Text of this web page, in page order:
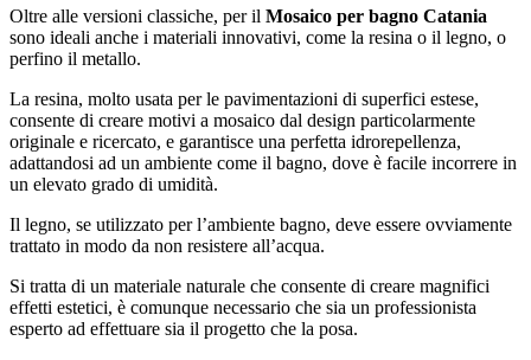
Oltre alle versioni classiche, per il Mosaico per bagno Catania
sono ideali anche i materiali innovativi, come la resina o il legno, o
perfino il metallo.
La resina, molto usata per le pavimentazioni di superfici estese,
consente di creare motivi a mosaico dal design particolarmente
originale e ricercato, e garantisce una perfetta idrorepellenza,
adattandosi ad un ambiente come il bagno, dove è facile incorrere in
un elevato grado di umidità.
Il legno, se utilizzato per l’ambiente bagno, deve essere ovviamente
trattato in modo da non resistere all’acqua.
Si tratta di un materiale naturale che consente di creare magnifici
effetti estetici, è comunque necessario che sia un professionista
esperto ad effettuare sia il progetto che la posa.